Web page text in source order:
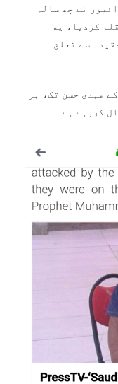
نے چھ سالہ
کردیا، یه
سے تعلق
مہدی حسن تک، ہر
کررہے ہے